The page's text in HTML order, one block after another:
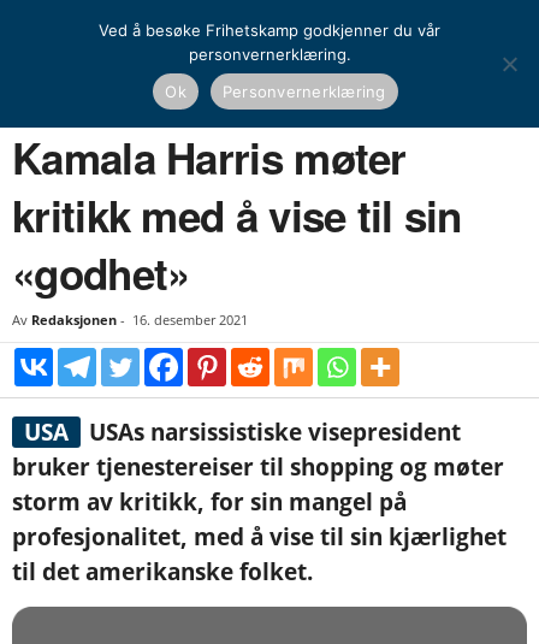
Kamala Harris møter kritikk med å vise til sin «godhet»
Kamala Harris møter
kritikk med å vise til sin
«godhet»
Av Redaksjonen - 16. desember 2021
USA
USAs narsissistiske visepresident
bruker tjenestereiser til shopping og møter
storm av kritikk, for sin mangel på
profesjonalitet, med å vise til sin kjærlighet
til det amerikanske folket.
Ved å besøke Frihetskamp godkjenner du vår
personvernerklæring.
Ok
Personvernerklæring